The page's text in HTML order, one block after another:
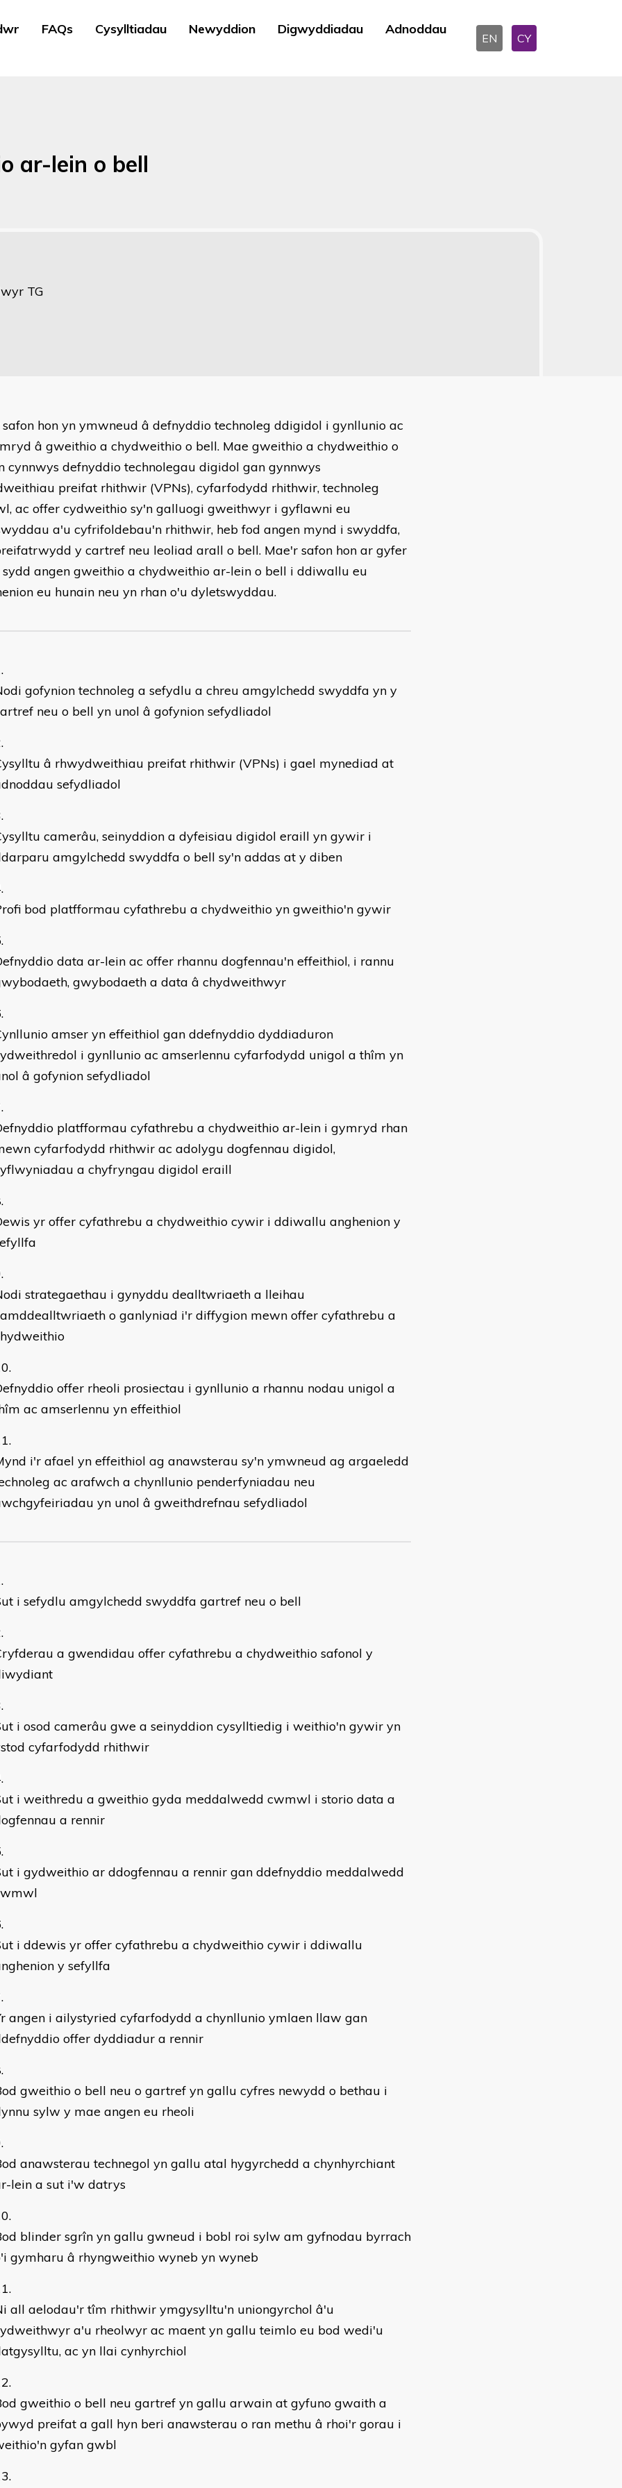
FAQs Cysylltiadau Newyddion Digwyddiadau Adnoddau
EN CY
ar-lein o bell
TG
hon yn ymwneud â defnyddio technoleg ddigidol i gynllunio ac
â gweithio a chydweithio o bell. Mae gweithio a chydweithio o
cynnwys defnyddio technolegau digidol gan gynnwys
preifat rhithwir (VPNs), cyfarfodydd rhithwir, technoleg
ac offer cydweithio sy'n galluogi gweithwyr i gyflawni eu
a'u cyfrifoldebau'n rhithwir, heb fod angen mynd i swyddfa,
y cartref neu leoliad arall o bell. Mae'r safon hon ar gyfer
angen gweithio a chydweithio ar-lein o bell i ddiwallu eu
eu hunain neu yn rhan o'u dyletswyddau.
gofynion technoleg a sefydlu a chreu amgylchedd swyddfa yn y
neu o bell yn unol â gofynion sefydliadol
â rhwydweithiau preifat rhithwir (VPNs) i gael mynediad at
sefydliadol
camerâu, seinyddion a dyfeisiau digidol eraill yn gywir i
amgylchedd swyddfa o bell sy'n addas at y diben
bod platfformau cyfathrebu a chydweithio yn gweithio'n gywir
data ar-lein ac offer rhannu dogfennau'n effeithiol, i rannu
gwybodaeth a data â chydweithwyr
amser yn effeithiol gan ddefnyddio dyddiaduron
i gynllunio ac amserlennu cyfarfodydd unigol a thîm yn
â gofynion sefydliadol
platfformau cyfathrebu a chydweithio ar-lein i gymryd rhan
cyfarfodydd rhithwir ac adolygu dogfennau digidol,
a chyfryngau digidol eraill
yr offer cyfathrebu a chydweithio cywir i ddiwallu anghenion y
strategaethau i gynyddu dealltwriaeth a lleihau
o ganlyniad i'r diffygion mewn offer cyfathrebu a
offer rheoli prosiectau i gynllunio a rhannu nodau unigol a
ac amserlennu yn effeithiol
i'r afael yn effeithiol ag anawsterau sy'n ymwneud ag argaeledd
ac arafwch a chynllunio penderfyniadau neu
yn unol â gweithdrefnau sefydliadol
i sefydlu amgylchedd swyddfa gartref neu o bell
a gwendidau offer cyfathrebu a chydweithio safonol y
i osod camerâu gwe a seinyddion cysylltiedig i weithio'n gywir yn
cyfarfodydd rhithwir
i weithredu a gweithio gyda meddalwedd cwmwl i storio data a
a rennir
i gydweithio ar ddogfennau a rennir gan ddefnyddio meddalwedd
i ddewis yr offer cyfathrebu a chydweithio cywir i ddiwallu
y sefyllfa
angen i ailystyried cyfarfodydd a chynllunio ymlaen llaw gan
offer dyddiadur a rennir
gweithio o bell neu o gartref yn gallu cyfres newydd o bethau i
sylw y mae angen eu rheoli
anawsterau technegol yn gallu atal hygyrchedd a chynhyrchiant
lein a sut i'w datrys
blinder sgrîn yn gallu gwneud i bobl roi sylw am gyfnodau byrrach
gymharu â rhyngweithio wyneb yn wyneb
all aelodau'r tîm rhithwir ymgysylltu'n uniongyrchol â'u
a'u rheolwyr ac maent yn gallu teimlo eu bod wedi'u
ac yn llai cynhyrchiol
gweithio o bell neu gartref yn gallu arwain at gyfuno gwaith a
preifat a gall hyn beri anawsterau o ran methu â rhoi'r gorau i
gyfan gwbl